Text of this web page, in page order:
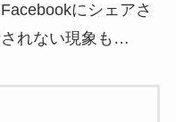
にシェアさ
れない現象も…